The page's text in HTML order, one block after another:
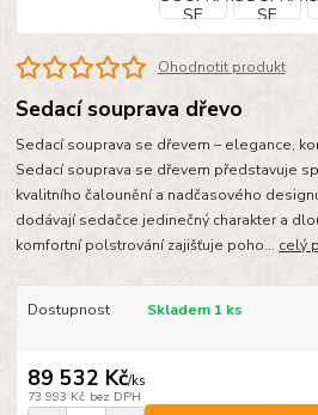
Ohodnotit produkt
Sedací souprava dřevo
Sedací souprava se dřevem – elegance,
Sedací souprava se dřevem představuje
kvalitního čalounění a nadčasového
dodávají sedačce jedinečný charakter a
komfortní polstrování zajišťuje poho... celý
Dostupnost Skladem 1 ks
89 532 Kč/ks
73 993 Kč bez DPH